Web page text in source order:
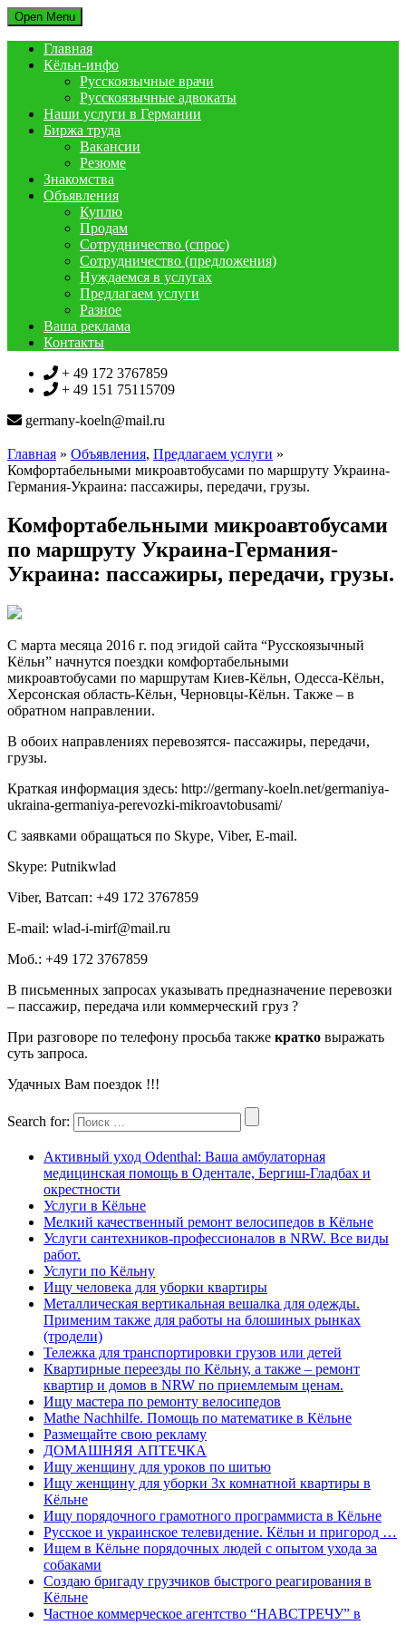
Open Menu
Главная
Кёльн-инфо
Русскоязычные врачи
Русскоязычные адвокаты
Наши услуги в Германии
Биржа труда
Вакансии
Резюме
Знакомства
Объявления
Куплю
Продам
Сотрудничество (спрос)
Сотрудничество (предложения)
Нуждаемся в услугах
Предлагаем услуги
Разное
Ваша реклама
Контакты
+ 49 172 3767859
+ 49 151 75115709
germany-koeln@mail.ru
Главная » Объявления, Предлагаем услуги »
Комфортабельными микроавтобусами по маршруту Украина-
Германия-Украина: пассажиры, передачи, грузы.
Комфортабельными микроавтобусами
по маршруту Украина-Германия-
Украина: пассажиры, передачи, грузы.
С марта месяца 2016 г. под эгидой сайта “Русскоязычный
Кёльн” начнутся поездки комфортабельными
микроавтобусами по маршрутам Киев-Кёльн, Одесса-Кёльн,
Херсонская область-Кёльн, Черновцы-Кёльн. Также – в
обратном направлении.
В обоих направлениях перевозятся- пассажиры, передачи,
грузы.
Краткая информация здесь: http://germany-koeln.net/germaniya-
ukraina-germaniya-perevozki-mikroavtobusami/
С заявками обращаться по Skype, Viber, E-mail.
Skype: Putnikwlad
Viber, Ватсап: +49 172 3767859
E-mail: wlad-i-mirf@mail.ru
Моб.: +49 172 3767859
В письменных запросах указывать предназначение перевозки
– пассажир, передача или коммерческий груз ?
При разговоре по телефону просьба также кратко выражать
суть запроса.
Удачных Вам поездок !!!
Search for:
Активный уход Odenthal: Ваша амбулаторная
медицинская помощь в Одентале, Бергиш-Гладбах и
окрестности
Услуги в Кёльне
Мелкий качественный ремонт велосипедов в Кёльне
Услуги сантехников-профессионалов в NRW. Все виды
работ.
Услуги по Кёльну
Ищу человека для уборки квартиры
Металлическая вертикальная вешалка для одежды.
Применим также для работы на блошиных рынках
(тродели)
Тележка для транспортировки грузов или детей
Квартирные переезды по Кёльну, а также – ремонт
квартир и домов в NRW по приемлемым ценам.
Ищу мастера по ремонту велосипедов
Mathe Nachhilfe. Помощь по математике в Кёльне
Размещайте свою рекламу
ДОМАШНЯЯ АПТЕЧКА
Ищу женщину для уроков по шитью
Ищу женщину для уборки 3х комнатной квартиры в
Кёльне
Ищу порядочного грамотного программиста в Кёльне
Русское и украинское телевидение. Кёльн и пригород …
Ищем в Кёльне порядочных людей с опытом ухода за
собаками
Создаю бригаду грузчиков быстрого реагирования в
Кёльне
Частное коммерческое агентство “НАВСТРЕЧУ” в